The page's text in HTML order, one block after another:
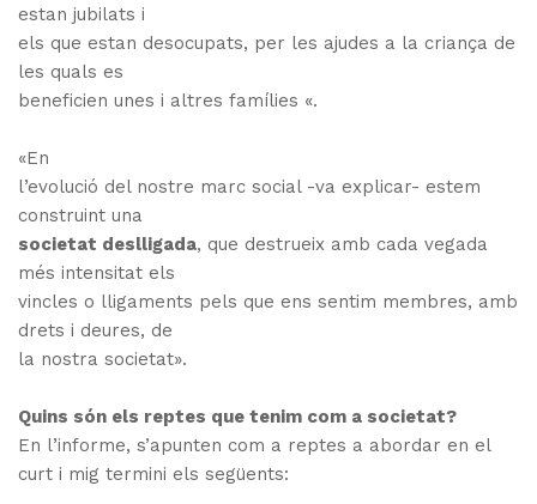
estan jubilats i
els que estan desocupats, per les ajudes a la criança de
les quals es
beneficien unes i altres famílies «.
«En
l’evolució del nostre marc social -va explicar- estem
construint una
societat deslligada, que destrueix amb cada vegada
més intensitat els
vincles o lligaments pels que ens sentim membres, amb
drets i deures, de
la nostra societat».
Quins són els reptes que tenim com a societat?
En l’informe, s’apunten com a reptes a abordar en el
curt i mig termini els següents: